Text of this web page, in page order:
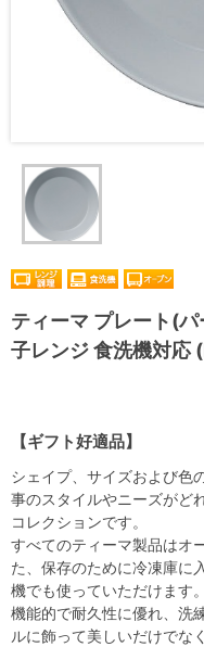
ティーマ プレート(
子レンジ 食洗機対
【ギフト好適品】
シェイプ、サイズおよび色
事のスタイルやニーズがど
コレクションです。
すべてのティーマ製品はオ
た、保存のために冷凍庫に
機でも使っていただけます。
機能的で耐久性に優れ、洗
ルに飾って美しいだけでな